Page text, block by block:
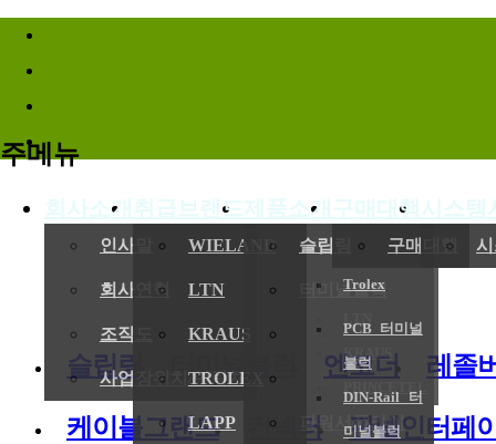
바로가기메뉴
주메뉴
회사소개
인사말
회사연혁
조직도
사업장위치/연락처
취급브랜드
WIELAND
LTN
KRAUS
TROLEX
LAPP
제품소개
슬립링
Trolex
KRAUS
PRINCETEL
터미널블럭
PCB 터미널
블럭
DIN-Rail 터
미널블럭
엔코더
레졸버
파워서플라이
구매대행
구매대행
(
전기,기
슬립링 터미널블럭 엔코더 레졸
케이블그랜드 컨넥터 판넬인터페